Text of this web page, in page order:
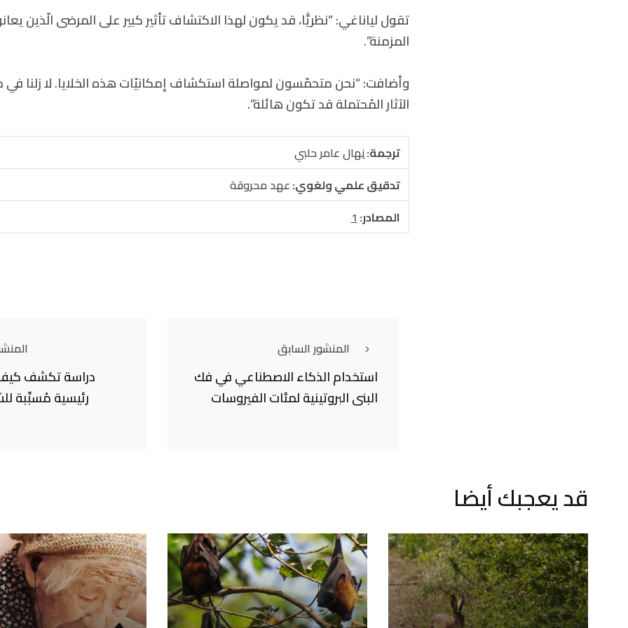
تقول لياناغي: “نظريًّا، قد يكون لهذا الاكتشاف تأثير كبير على المرضى الّذين
المزمنة”.
وأضافت: “نحن متحمّسون لمواصلة استكشاف إمكانيّات هذه الخلايا. لا زلنا في
الآثار المُحتملة قد تكون هائلة”.
ترجمة:نِهال عامر حلبي
تدقيق علمي ولغوي:عهد محروقة
المصادر:1
المنشور السابق
استخدام الذكاء الاصطناعي في فك
البنى البروتينية لمئات الفيروسات
دراسة تكشف
رئيسية مُسبِّبة
قد يعجبك أيضا